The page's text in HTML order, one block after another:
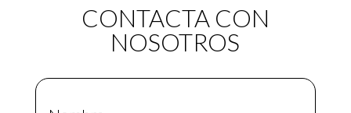
CONTACTA CON
NOSOTROS